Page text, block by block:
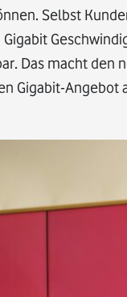
Selbst
Das macht den
Gigabit-Angebot